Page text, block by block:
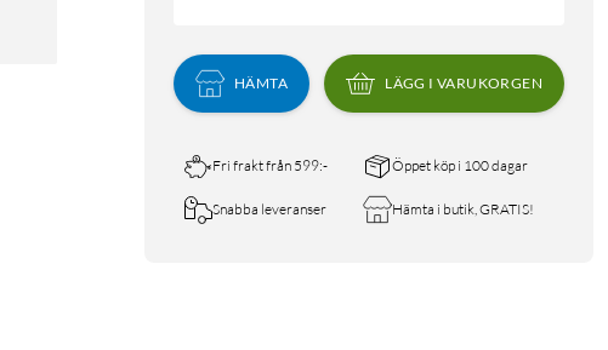
HÄMTA LÄGG I VARUKORGEN
Fri frakt från 599:- Öppet köp i 100 dagar
Snabba leveranser Hämta i butik, GRATIS!